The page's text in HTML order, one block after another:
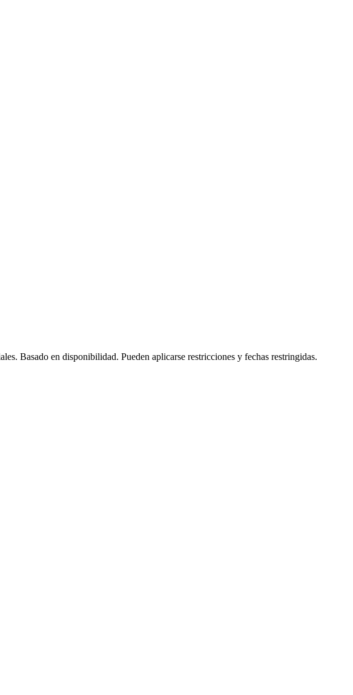
Basado en disponibilidad. Pueden aplicarse restricciones y fechas restringidas.